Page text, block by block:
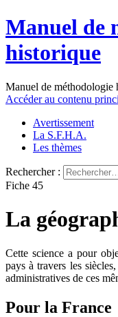
Manuel de
historique
Manuel de méthodologie
Accéder au contenu
Avertissement
La S.F.H.A.
Les thèmes
Rechercher :
Fiche 45
La
Cette science a pour
pays à travers les
administratives de ces
Pour la France